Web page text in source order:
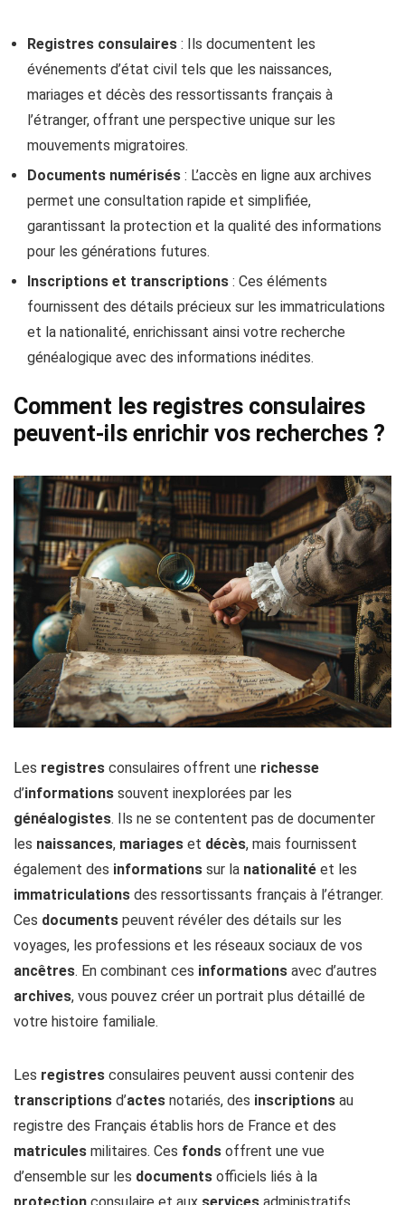
Registres consulaires : Ils documentent les
événements d’état civil tels que les naissances,
mariages et décès des ressortissants français à
l’étranger, offrant une perspective unique sur les
mouvements migratoires.
Documents numérisés : L’accès en ligne aux archives
permet une consultation rapide et simplifiée,
garantissant la protection et la qualité des informations
pour les générations futures.
Inscriptions et transcriptions : Ces éléments
fournissent des détails précieux sur les immatriculations
et la nationalité, enrichissant ainsi votre recherche
généalogique avec des informations inédites.
Comment les registres consulaires
peuvent-ils enrichir vos recherches ?
Les registres consulaires offrent une richesse
d’informations souvent inexplorées par les
généalogistes. Ils ne se contentent pas de documenter
les naissances, mariages et décès, mais fournissent
également des informations sur la nationalité et les
immatriculations des ressortissants français à l’étranger.
Ces documents peuvent révéler des détails sur les
voyages, les professions et les réseaux sociaux de vos
ancêtres. En combinant ces informations avec d’autres
archives, vous pouvez créer un portrait plus détaillé de
votre histoire familiale.
Les registres consulaires peuvent aussi contenir des
transcriptions d’actes notariés, des inscriptions au
registre des Français établis hors de France et des
matricules militaires. Ces fonds offrent une vue
d’ensemble sur les documents officiels liés à la